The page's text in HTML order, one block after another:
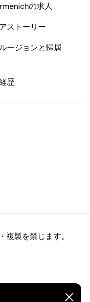
の求人
ストーリー
ージョンと帰属
歴
製を禁じます。